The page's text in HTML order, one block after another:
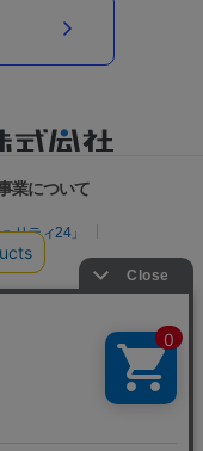
業について
リティ24」